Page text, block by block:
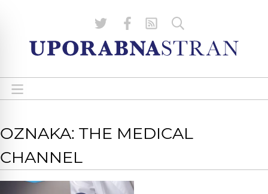
OZNAKA: THE MEDICAL
CHANNEL